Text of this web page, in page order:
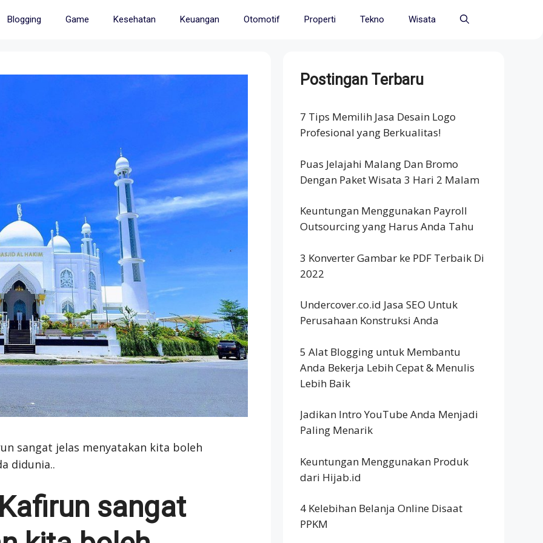
Blogging Game Kesehatan Keuangan Otomotif Properti Tekno Wisata
sangat jelas menyatakan kita boleh
didunia..
sangat
Postingan Terbaru
7 Tips Memilih Jasa Desain Logo
Profesional yang Berkualitas!
Puas Jelajahi Malang Dan Bromo
Dengan Paket Wisata 3 Hari 2 Malam
Keuntungan Menggunakan Payroll
Outsourcing yang Harus Anda Tahu
3 Konverter Gambar ke PDF Terbaik Di
2022
Undercover.co.id Jasa SEO Untuk
Perusahaan Konstruksi Anda
5 Alat Blogging untuk Membantu
Anda Bekerja Lebih Cepat & Menulis
Lebih Baik
Jadikan Intro YouTube Anda Menjadi
Paling Menarik
Keuntungan Menggunakan Produk
dari Hijab.id
4 Kelebihan Belanja Online Disaat
PPKM